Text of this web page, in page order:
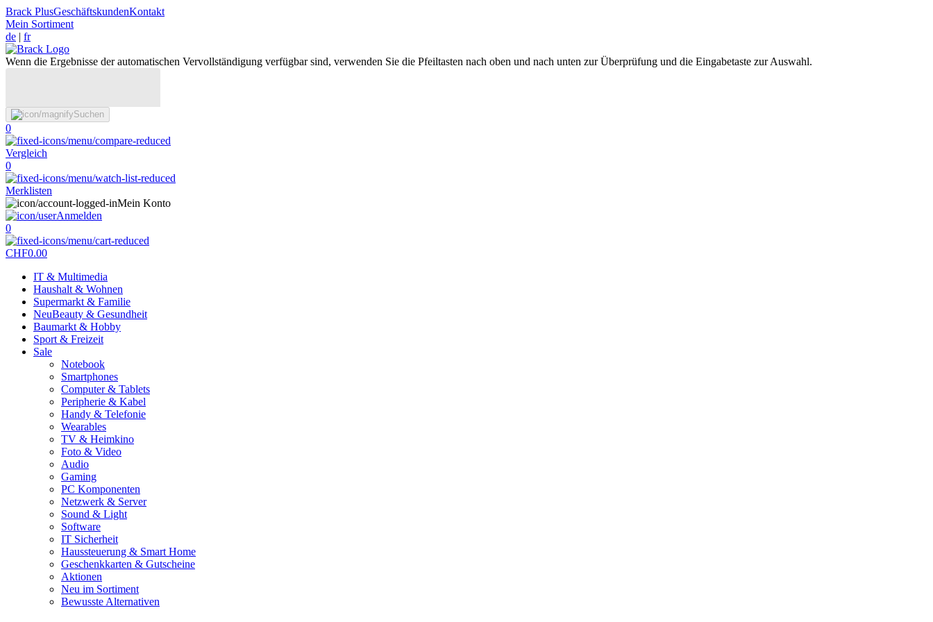
Brack PlusGeschäftskundenKontakt
Mein Sortiment
de | fr
Wenn die Ergebnisse der automatischen Vervollständigung verfügbar sind, verwenden Sie die Pfeiltasten nach oben und nach unten zur Überprüfung und die Eingabetaste zur Auswahl.
Suchen
0
Vergleich
0
Merklisten
Mein Konto
Anmelden
0
CHF0.00
IT & Multimedia
Haushalt & Wohnen
Supermarkt & Familie
NeuBeauty & Gesundheit
Baumarkt & Hobby
Sport & Freizeit
Sale
Notebook
Smartphones
Computer & Tablets
Peripherie & Kabel
Handy & Telefonie
Wearables
TV & Heimkino
Foto & Video
Audio
Gaming
PC Komponenten
Netzwerk & Server
Sound & Light
Software
IT Sicherheit
Haussteuerung & Smart Home
Geschenkkarten & Gutscheine
Aktionen
Neu im Sortiment
Bewusste Alternativen